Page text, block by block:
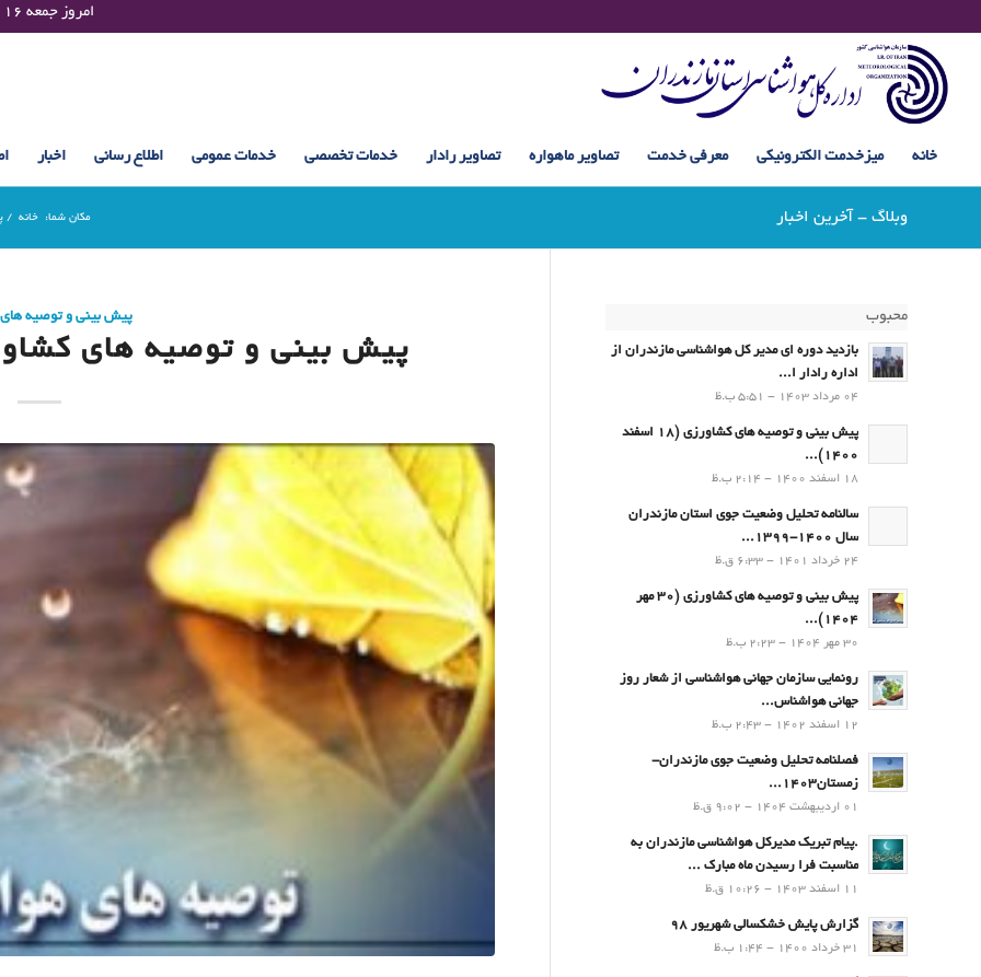
Friday 07 August 2026 , 22:58 UTC ¤¤¤¤ امروز جمعه ۱۶ مرداد ۱۴۰۵ساعت : ۲۲:۵۸
خانه میزخدمت الکترونیکی معرفی خدمت تصاویر ماهواره تصاویر رادار خدمات تخصصی خدمات عمومی اطلاع رسانی اخبار
وبلاگ - آخرین اخبار مکان شما: خانه /
پیش بینی و توصیه
پیش بینی و توصیه های کشاورزی (7
محبوب
بازدید دوره ای مدیر کل هواشناسی مازندران از
اداره رادار ا...
04 مرداد 1403 - 5:51 ب.ظ
پیش بینی و توصیه های کشاورزی (18 اسفند
1400)...
18 اسفند 1400 - 2:14 ب.ظ
سالنامه تحلیل وضعیت جوی استان مازندران
سال 1400-1399...
24 خرداد 1401 - 6:33 ق.ظ
پیش بینی و توصیه های کشاورزی (30 مهر
۱۴۰۴)...
30 مهر 1404 - 2:23 ب.ظ
رونمایی سازمان جهانی هواشناسی از شعار روز
جهانی هواشناس...
12 اسفند 1402 - 2:43 ب.ظ
فصلنامه تحلیل وضعیت جوی مازندران-
زمستان۱۴۰۳...
01 اردیبهشت 1404 - 9:02 ق.ظ
.پيام تبريك مدیرکل هواشناسی مازندران به
مناسبت فرا رسيدن ماه مبارك ...
11 اسفند 1403 - 10:26 ق.ظ
گزارش پایش خشکسالی شهریور 98
31 خرداد 1400 - 1:44 ب.ظ